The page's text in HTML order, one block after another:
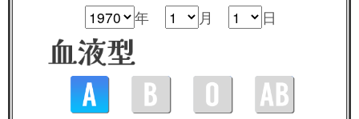
年 月 日